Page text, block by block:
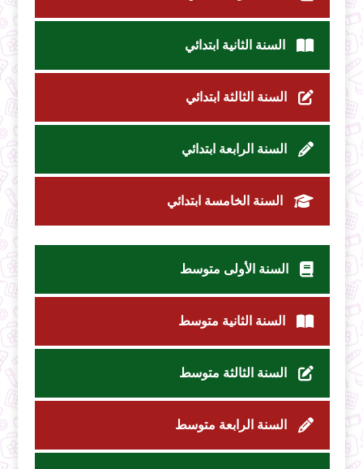
السنة الثانية ابتدائي
السنة الثالثة ابتدائي
السنة الرابعة ابتدائي
السنة الخامسة ابتدائي
السنة الأولى متوسط
السنة الثانية متوسط
السنة الثالثة متوسط
السنة الرابعة متوسط